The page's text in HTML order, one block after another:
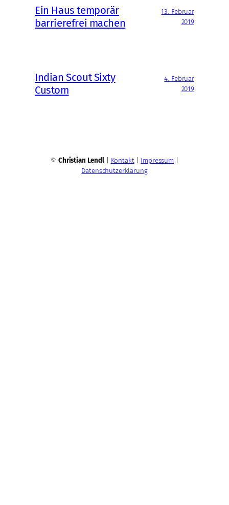
Ein Haus temporär
barrierefrei machen
13. Februar
2019
Indian Scout Sixty
Custom
4. Februar
2019
© Christian Lendl| Kontakt| Impressum
Datenschutzerklärung